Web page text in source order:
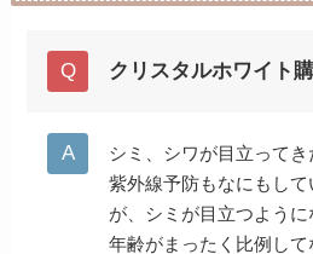
クリスタルホワイト
シミ、シワが目立ってき
紫外線予防もなにもし
が、シミが目立つよう
年齢がまったく比例し